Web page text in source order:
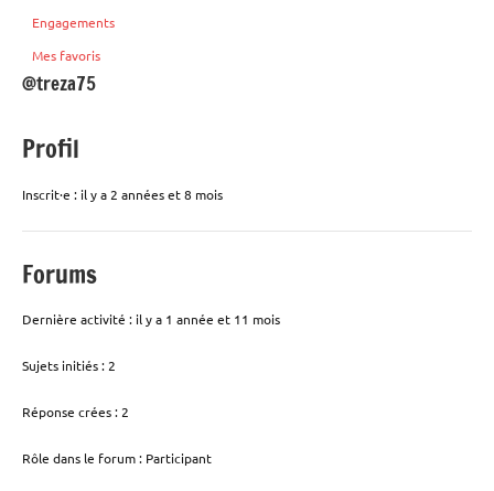
Engagements
Mes favoris
@treza75
Profil
Inscrit·e : il y a 2 années et 8 mois
Forums
Dernière activité : il y a 1 année et 11 mois
Sujets initiés : 2
Réponse crées : 2
Rôle dans le forum : Participant